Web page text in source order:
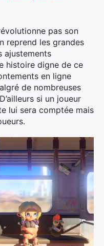
pas son
reprend les grandes
ajustements
histoire digne de ce
en ligne
de nombreuses
si un joueur
lui sera comptée mais